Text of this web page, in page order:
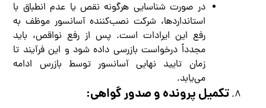
در صورت شناسایی هرگونه نقص یا عدم انطباق با
استانداردها، شرکت نصب‌کننده آسانسور موظف به
رفع این ایرادات است. پس از رفع نواقص، باید
مجدداً درخواست بازرسی داده شود و این فرآیند تا
زمان تایید نهایی آسانسور توسط بازرس ادامه
می‌یابد.
تکمیل پرونده و صدور گواهی: